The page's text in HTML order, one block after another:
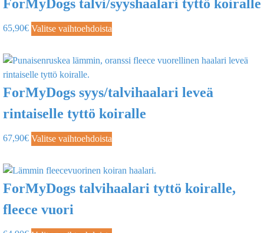
ForMyDogs talvi/syyshaalari tyttö koiralle
65,90€ Valitse vaihtoehdoista
ForMyDogs syys/talvihaalari leveä
rintaiselle tyttö koiralle
67,90€ Valitse vaihtoehdoista
ForMyDogs talvihaalari tyttö koiralle,
fleece vuori